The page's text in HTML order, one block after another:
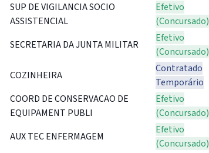
SUP DE VIGILANCIA SOCIO
ASSISTENCIAL
Efetivo
(Concursado)
SECRETARIA DA JUNTA MILITAR
Efetivo
(Concursado)
COZINHEIRA
Contratado
Temporário
COORD DE CONSERVACAO DE
EQUIPAMENT PUBLI
Efetivo
(Concursado)
AUX TEC ENFERMAGEM
Efetivo
(Concursado)